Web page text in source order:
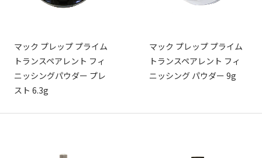
マック プレップ プライム
トランスペアレント フィ
ニッシングパウダー プレ
スト 6.3g
マック プレップ プライム
トランスペアレント フィ
ニッシング パウダー 9g